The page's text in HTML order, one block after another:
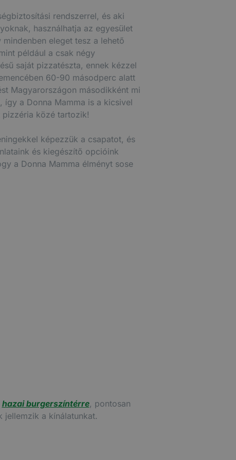
rendszerrel, és aki
használhatja az egyesület
eleget tesz a lehető
például a csak négy
saját pizzatészta, ennek kézzel
60-90 másodperc alatt
Magyarországon másodikként mi
a Donna Mamma is a kicsivel
közé tartozik!
képezzük a csapatot, és
és kiegészítő opcióink
a Donna Mamma élményt sose
hazai burgerszíntérre, pontosan
jellemzik a kínálatunkat.